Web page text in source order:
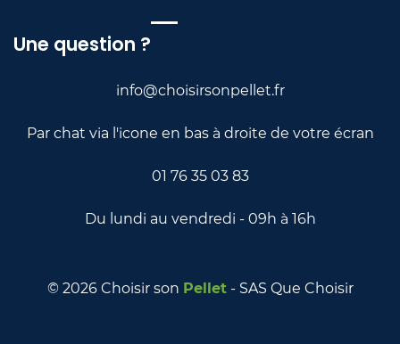
Une question ?
info@choisirsonpellet.fr
Par chat via l'icone en bas à droite de votre écran
01 76 35 03 83
Du lundi au vendredi - 09h à 16h
© 2026 Choisir son Pellet- SAS Que Choisir